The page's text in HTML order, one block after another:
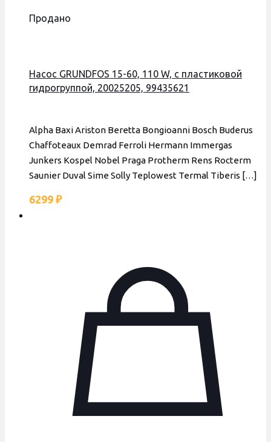
Продано
Насос GRUNDFOS 15-60, 110 W, с пластиковой
гидрогруппой, 20025205, 99435621
Alpha Baxi Ariston Beretta Bongioanni Bosch Buderus
Chaffoteaux Demrad Ferroli Hermann Immergas
Junkers Kospel Nobel Praga Protherm Rens Rocterm
Saunier Duval Sime Solly Teplowest Termal Tiberis […]
6299 ₽